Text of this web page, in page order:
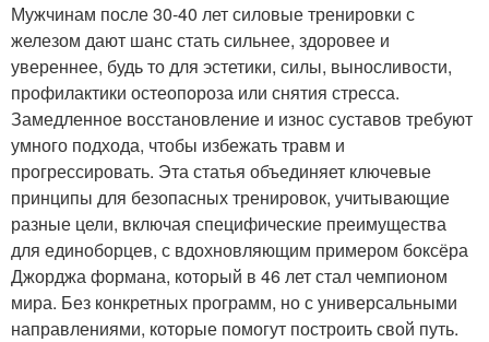
Мужчинам после 30-40 лет силовые тренировки с
железом дают шанс стать сильнее, здоровее и
увереннее, будь то для эстетики, силы, выносливости,
профилактики остеопороза или снятия стресса.
Замедленное восстановление и износ суставов требуют
умного подхода, чтобы избежать травм и
прогрессировать. Эта статья объединяет ключевые
принципы для безопасных тренировок, учитывающие
разные цели, включая специфические преимущества
для единоборцев, с вдохновляющим примером боксёра
Джорджа формана, который в 46 лет стал чемпионом
мира. Без конкретных программ, но с универсальными
направлениями, которые помогут построить свой путь.